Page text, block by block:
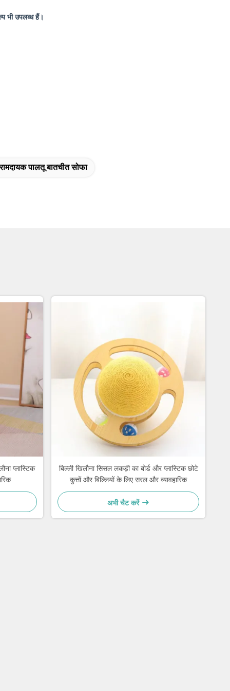
भी उपलब्ध हैं।
पालतू बातचीत सोफा
प्लास्टिक
बिल्ली खिलौना सिसल लकड़ी का बोर्ड और प्लास्टिक छोटे
कुत्तों और बिल्लियों के लिए सरल और व्यावहारिक
अभी चैट करें